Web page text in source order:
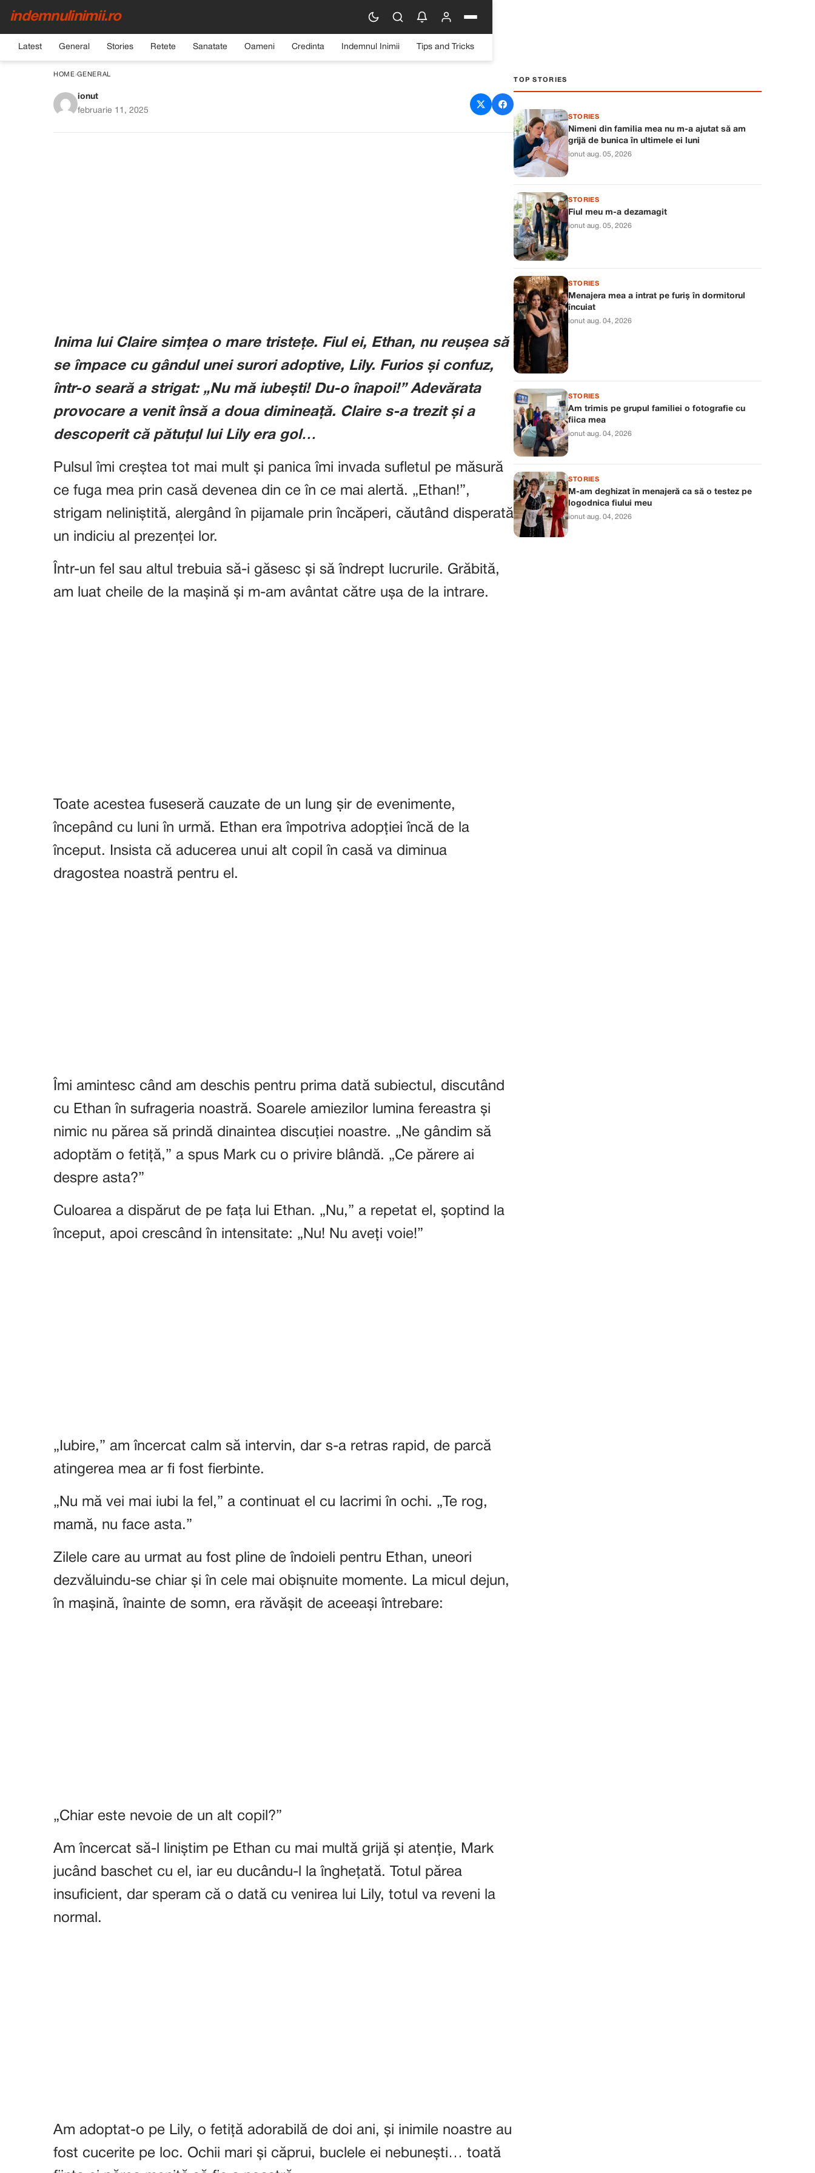
indemnulinimii.ro
Latest General Stories Retete Sanatate Oameni Credinta Indemnul Inimii Tips and Tricks
HOME›GENERAL
M-am trezit și am găsit pătuțul fiicei mele
ionut
februarie 11, 2025
Inima lui Claire simțea o mare tristețe. Fiul ei, Ethan, nu reușea să
se împace cu gândul unei surori adoptive, Lily. Furios și confuz,
într-o seară a strigat: „Nu mă iubești! Du-o înapoi!” Adevărata
provocare a venit însă a doua dimineață. Claire s-a trezit și a
descoperit că pătuțul lui Lily era gol…
Pulsul îmi creștea tot mai mult și panica îmi invada sufletul pe măsură
ce fuga mea prin casă devenea din ce în ce mai alertă. „Ethan!”,
strigam neliniștită, alergând în pijamale prin încăperi, căutând disperată
un indiciu al prezenței lor.
Într-un fel sau altul trebuia să-i găsesc și să îndrept lucrurile. Grăbită,
am luat cheile de la mașină și m-am avântat către ușa de la intrare.
Toate acestea fuseseră cauzate de un lung șir de evenimente,
începând cu luni în urmă. Ethan era împotriva adopției încă de la
început. Insista că aducerea unui alt copil în casă va diminua
dragostea noastră pentru el.
Îmi amintesc când am deschis pentru prima dată subiectul, discutând
cu Ethan în sufrageria noastră. Soarele amiezilor lumina fereastra și
nimic nu părea să prindă dinaintea discuției noastre. „Ne gândim să
adoptăm o fetiță,” a spus Mark cu o privire blândă. „Ce părere ai
despre asta?”
Culoarea a dispărut de pe fața lui Ethan. „Nu,” a repetat el, șoptind la
început, apoi crescând în intensitate: „Nu! Nu aveți voie!”
„Iubire,” am încercat calm să intervin, dar s-a retras rapid, de parcă
atingerea mea ar fi fost fierbinte.
„Nu mă vei mai iubi la fel,” a continuat el cu lacrimi în ochi. „Te rog,
mamă, nu face asta.”
Zilele care au urmat au fost pline de îndoieli pentru Ethan, uneori
dezvăluindu-se chiar și în cele mai obișnuite momente. La micul dejun,
în mașină, înainte de somn, era răvășit de aceeași întrebare:
„Chiar este nevoie de un alt copil?”
Am încercat să-l liniștim pe Ethan cu mai multă grijă și atenție, Mark
jucând baschet cu el, iar eu ducându-l la înghețată. Totul părea
insuficient, dar speram că o dată cu venirea lui Lily, totul va reveni la
normal.
Am adoptat-o pe Lily, o fetiță adorabilă de doi ani, și inimile noastre au
fost cucerite pe loc. Ochii mari și căprui, buclele ei nebunești… toată
TOP STORIES
STORIES
Nimeni din familia mea nu m-a ajutat să am
grijă de bunica în ultimele ei luni
ionut·aug. 05, 2026
STORIES
Fiul meu m-a dezamagit
ionut·aug. 05, 2026
STORIES
Menajera mea a intrat pe furiș în dormitorul
încuiat
ionut·aug. 04, 2026
STORIES
Am trimis pe grupul familiei o fotografie cu
fiica mea
ionut·aug. 04, 2026
STORIES
M-am deghizat în menajeră ca să o testez pe
logodnica fiului meu
ionut·aug. 04, 2026